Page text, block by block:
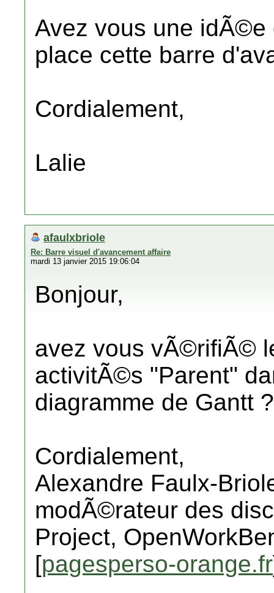
Avez vous une idÃ©e
place cette barre
Cordialement,
Lalie
afaulxbriole
Re: Barre visuel d'avancement affaire
mardi 13 janvier 2015 19:06:04
Bonjour,
avez vous vÃ©rifiÃ©
activitÃ©s "Parent"
diagramme de Gantt ?
Cordialement,
Alexandre Faulx-
modÃ©rateur des
Project,
[pagesperso-orange.fr